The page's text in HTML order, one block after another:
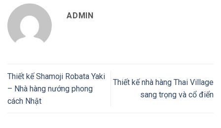
ADMIN
Thiết kế Shamoji Robata Yaki
– Nhà hàng nướng phong
cách Nhật
Thiết kế nhà hàng Thai Village
sang trọng và cổ điển